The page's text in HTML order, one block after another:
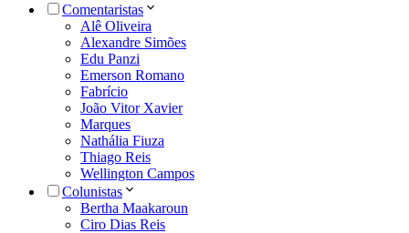
Comentaristas
Alê Oliveira
Alexandre Simões
Edu Panzi
Emerson Romano
Fabrício
João Vitor Xavier
Marques
Nathália Fiuza
Thiago Reis
Wellington Campos
Colunistas
Bertha Maakaroun
Ciro Dias Reis